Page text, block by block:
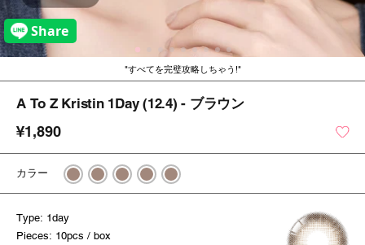
すべてを完璧攻略しちゃう!
A To Z Kristin 1Day (12.4) - ブラウン
¥1,890
カラー
Type: 1day
Pieces: 10pcs / box